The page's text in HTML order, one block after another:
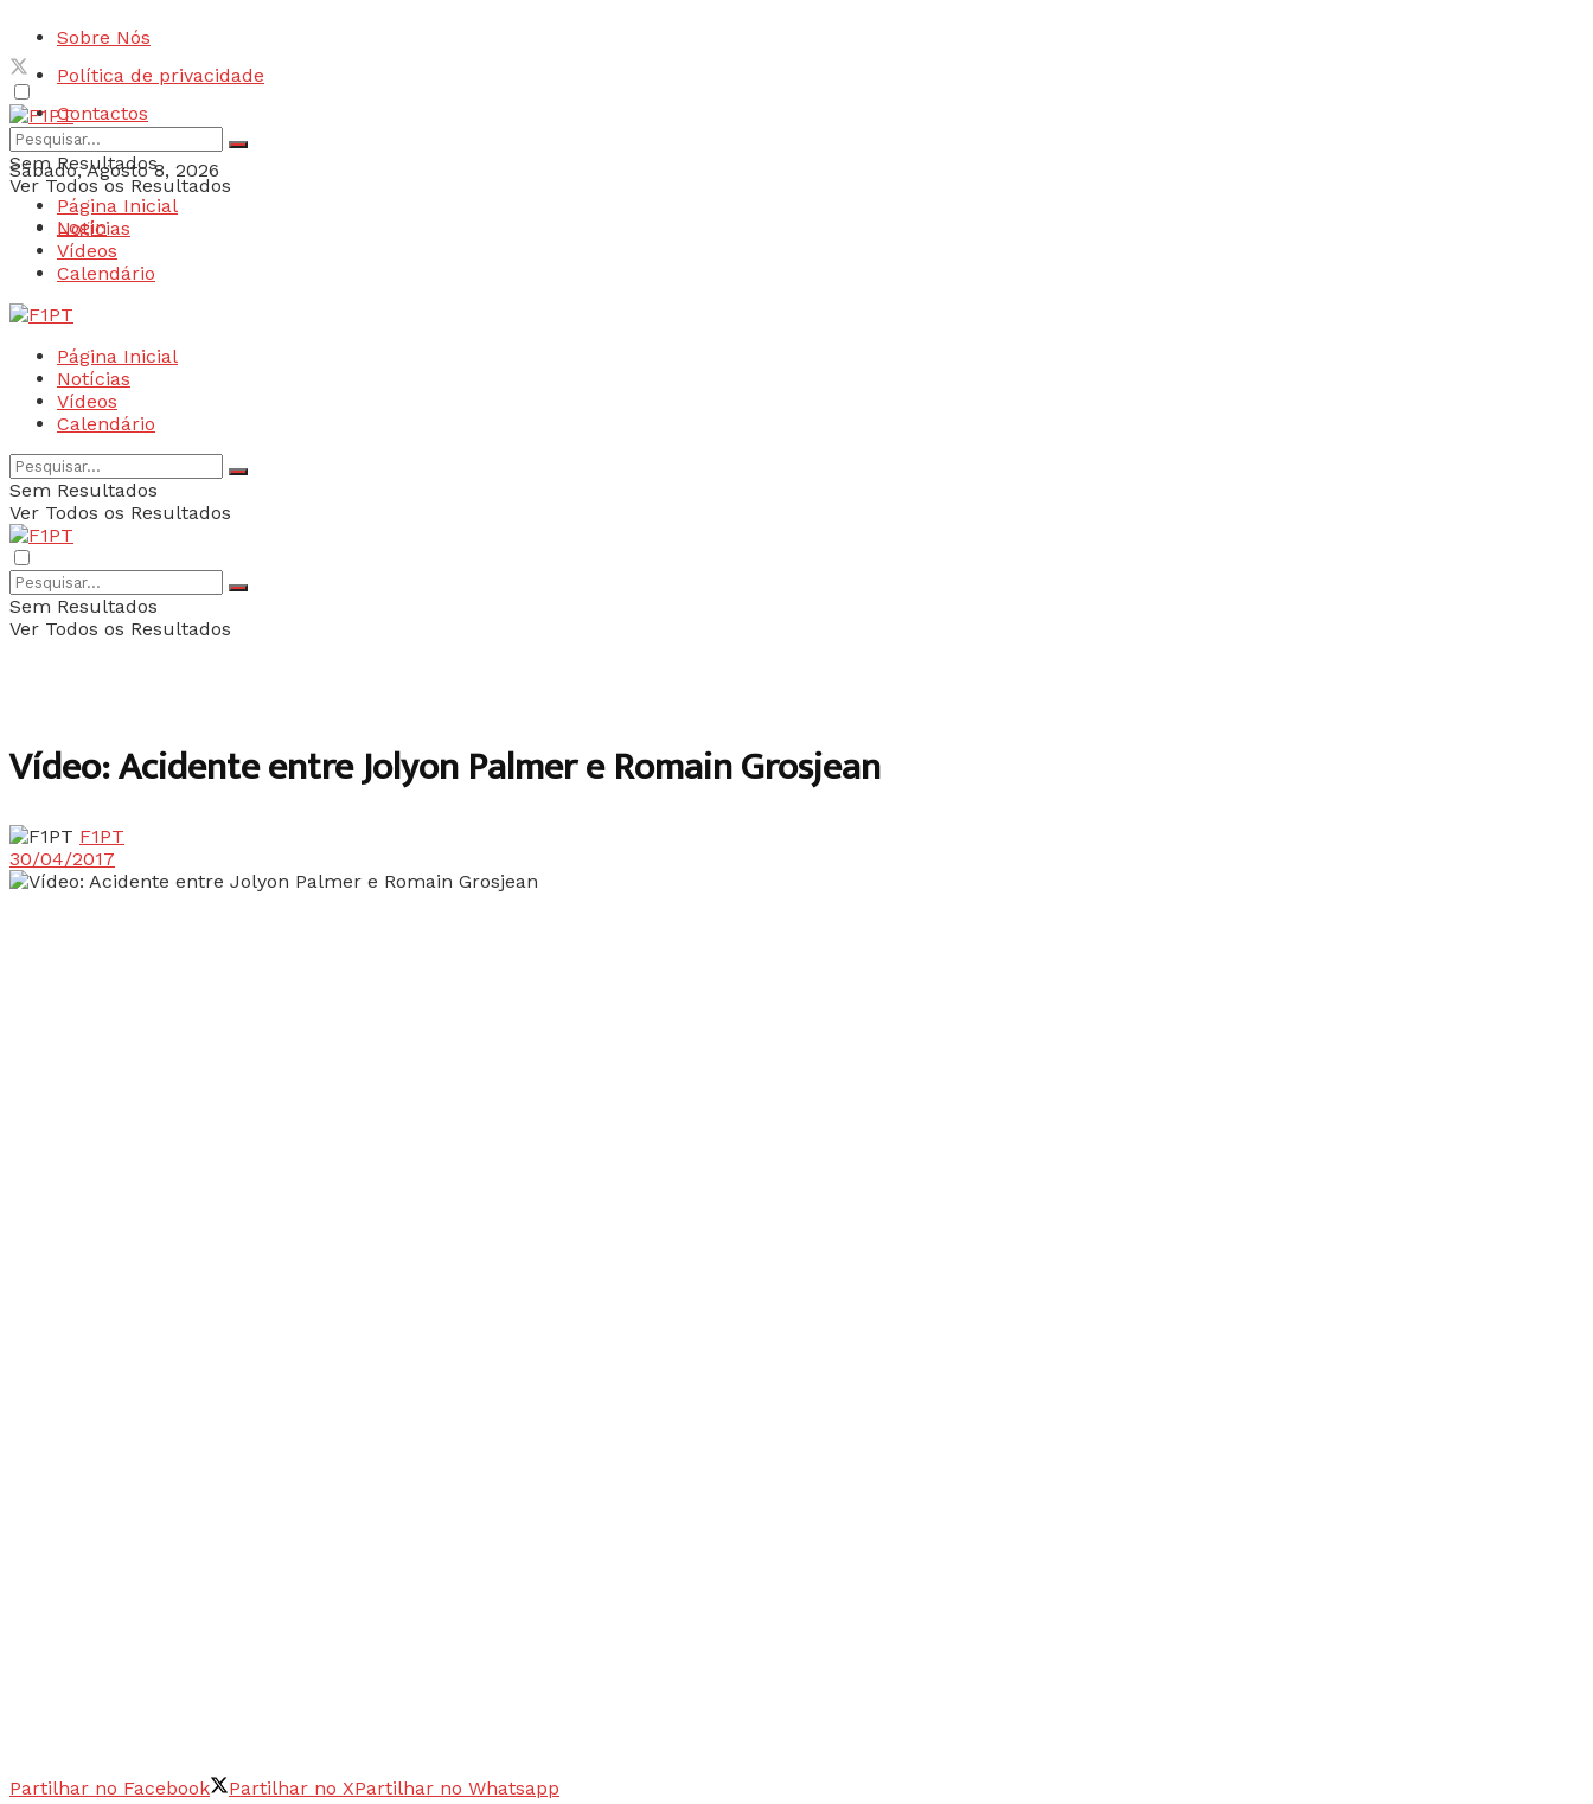
Sobre Nós
Política de privacidade
Contactos
Sábado, Agosto 8, 2026
Login
Sem Resultados
Ver Todos os Resultados
Página Inicial
Notícias
Vídeos
Calendário
Página Inicial
Notícias
Vídeos
Calendário
Sem Resultados
Ver Todos os Resultados
Sem Resultados
Ver Todos os Resultados
Vídeo: Acidente entre Jolyon Palmer e Romain Grosjean
F1PT
30/04/2017
Partilhar no Facebook Partilhar no XPartilhar no Whatsapp